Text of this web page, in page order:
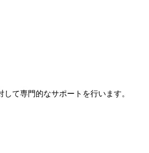
て専門的なサポートを行います。